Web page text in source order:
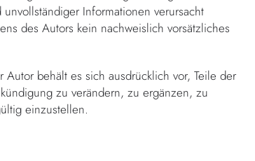
Informationen verursacht
des Autors kein nachweislich vorsätzliches
behält es sich ausdrücklich vor, Teile der
zu verändern, zu ergänzen, zu
einzustellen.